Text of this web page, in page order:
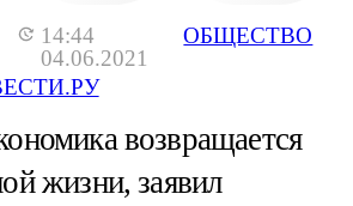
14:44
04.06.2021
ОБЩЕСТВО
возвращается
жизни, заявил